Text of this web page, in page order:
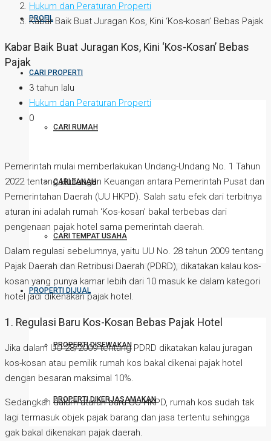
PROFIL
CARI PROPERTI
CARI RUMAH
CARI TANAH
CARI TEMPAT USAHA
PROPERTI DIJUAL
PROPERTI DISEWAKAN
PROPERTI DIKERJASAMAKAN
Hukum dan Peraturan Properti
Kabar Baik Buat Juragan Kos, Kini ‘Kos-kosan’ Bebas Pajak
Kabar Baik Buat Juragan Kos, Kini ‘Kos-Kosan’ Bebas
Pajak
3 tahun lalu
Hukum dan Peraturan Properti
0
Pemerintah mulai memberlakukan Undang-Undang No. 1 Tahun
2022 tentang Hubungan Keuangan antara Pemerintah Pusat dan
Pemerintahan Daerah (UU HKPD). Salah satu efek dari terbitnya
aturan ini adalah rumah ‘Kos-kosan’ bakal terbebas dari
pengenaan pajak hotel sama pemerintah daerah.
Dalam regulasi sebelumnya, yaitu UU No. 28 tahun 2009 tentang
Pajak Daerah dan Retribusi Daerah (PDRD), dikatakan kalau kos-
kosan yang punya kamar lebih dari 10 masuk ke dalam kategori
hotel jadi dikenakan pajak hotel.
1. Regulasi Baru Kos-Kosan Bebas Pajak Hotel
Jika dalam UU 28/2009 tentang PDRD dikatakan kalau juragan
kos-kosan atau pemilik rumah kos bakal dikenai pajak hotel
dengan besaran maksimal 10%.
Sedangkan dalam aturan baru UU HKPD, rumah kos sudah tak
lagi termasuk objek pajak barang dan jasa tertentu sehingga
gak bakal dikenakan pajak daerah.